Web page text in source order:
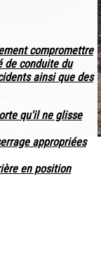
compromettre
conduite du
ainsi que des
qu'il ne glisse
appropriées
en position